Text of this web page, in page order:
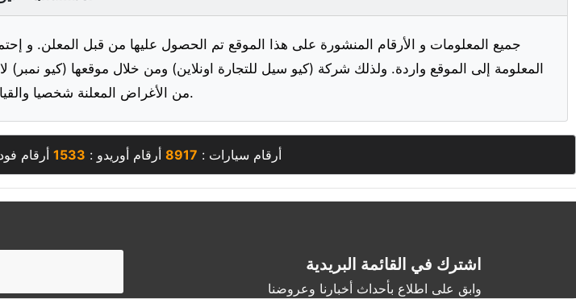
جميع المعلومات و الأرقام المنشورة على هذا الموقع تم الحصول عليها من قبل المعلن. و
المعلومة إلى الموقع واردة. ولذلك شركة (كيو سيل للتجارة اونلاين) ومن خلال موقعها (كيو
من الأغراض المعلنة شخصيا والقيام بالفحص قبل الشراء.
أرقام سيارات : 8917 أرقام أوريدو : 1533 أرقام
اشترك في القائمة البريدية
وابق على اطلاع بأحداث أخبارنا وعروضنا